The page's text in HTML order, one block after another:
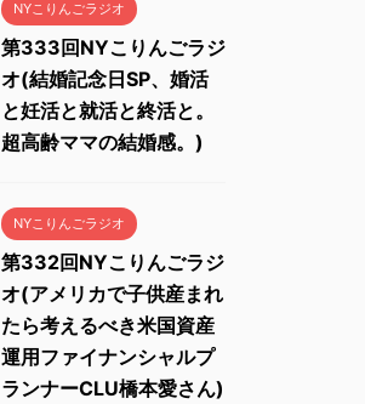
NYこりんごラジオ
第333回NYこりんごラジ
オ(結婚記念日SP、婚活
と妊活と就活と終活と。
超高齢ママの結婚感。)
NYこりんごラジオ
第332回NYこりんごラジ
オ(アメリカで子供産まれ
たら考えるべき米国資産
運用ファイナンシャルプ
ランナーCLU橋本愛さん)